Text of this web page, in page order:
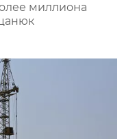
миллиона